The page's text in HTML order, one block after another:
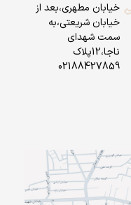
خیابان مطهری،بعد از
خیابان شریعتی،به
سمت شهدای
ناجا،12پلاک
02188427859